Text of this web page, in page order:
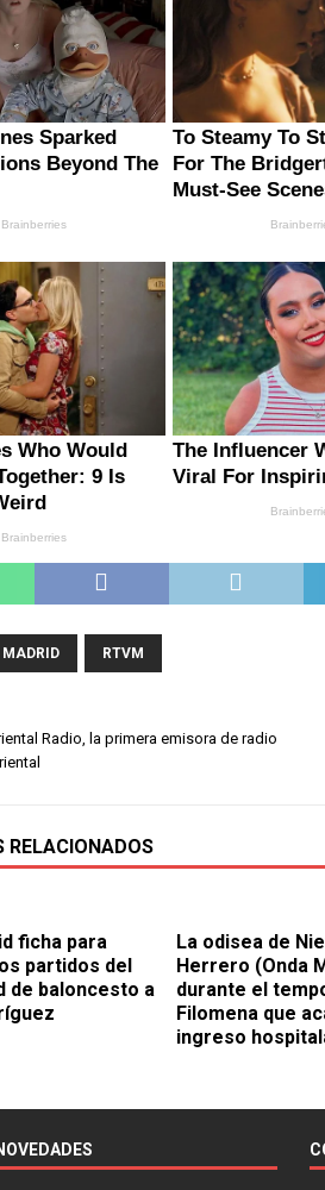
MADRID RTVM
Radio, la primera emisora de radio
RELACIONADOS
ficha para
partidos del
de baloncesto a
La odisea de
Herrero (Onda
durante el
Filomena que
ingreso